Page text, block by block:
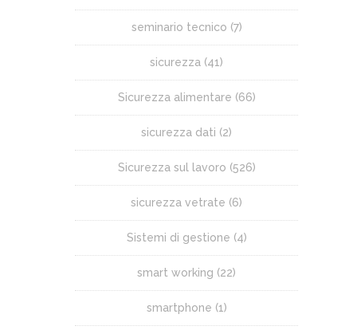
seminario tecnico (7)
sicurezza (41)
Sicurezza alimentare (66)
sicurezza dati (2)
Sicurezza sul lavoro (526)
sicurezza vetrate (6)
Sistemi di gestione (4)
smart working (22)
smartphone (1)